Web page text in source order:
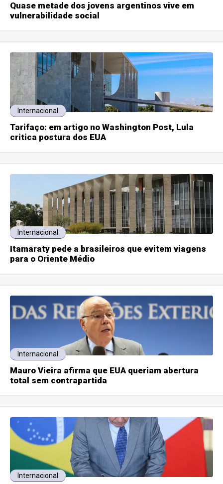
Quase metade dos jovens argentinos vive em
vulnerabilidade social
Internacional
Tarifaço: em artigo no Washington Post, Lula
critica postura dos EUA
Internacional
Itamaraty pede a brasileiros que evitem viagens
para o Oriente Médio
Internacional
Mauro Vieira afirma que EUA queriam abertura
total sem contrapartida
Internacional